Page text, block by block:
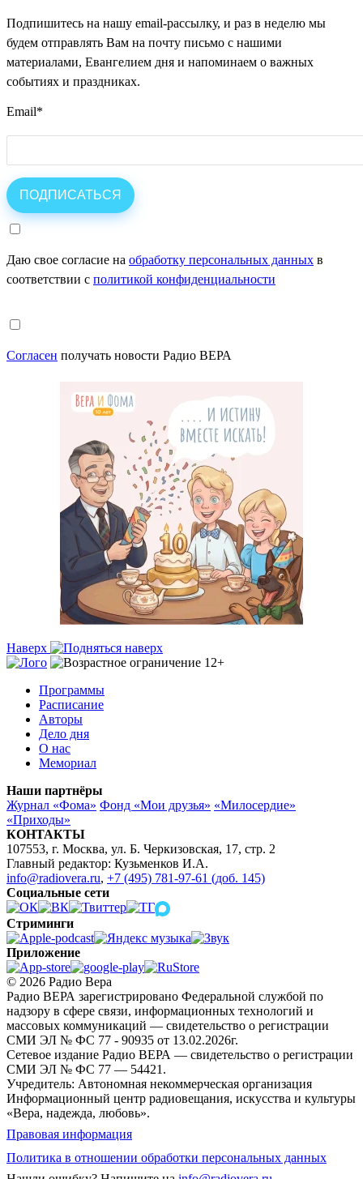
Подпишитесь на нашу email-рассылку, и раз в неделю мы
будем отправлять Вам на почту письмо с нашими
материалами, Евангелием дня и напоминаем о важных
событиях и праздниках.
Email*
Даю свое согласие на обработку персональных данных в
соответствии с политикой конфиденциальности
Согласен получать новости Радио ВЕРА
Наверх
Программы
Расписание
Авторы
Дело дня
О нас
Мемориал
Наши партнёры
Журнал «Фома» Фонд «Мои друзья» «Милосердие»
«Приходы»
КОНТАКТЫ
107553, г. Москва, ул. Б. Черкизовская, 17, стр. 2
Главный редактор: Кузьменков И.А.
info@radiovera.ru, +7 (495) 781-97-61 (доб. 145)
Социальные сети
Стриминги
Приложение
© 2026 Радио Вера
Радио ВЕРА зарегистрировано Федеральной службой по
надзору в сфере связи, информационных технологий и
массовых коммуникаций — свидетельство о регистрации
СМИ ЭЛ № ФС 77 - 90935 от 13.02.2026г.
Сетевое издание Радио ВЕРА — свидетельство о регистрации
СМИ ЭЛ № ФС 77 — 54421.
Учредитель: Автономная некоммерческая организация
Информационный центр радиовещания, искусства и культуры
«Вера, надежда, любовь».
Правовая информация
Политика в отношении обработки персональных данных